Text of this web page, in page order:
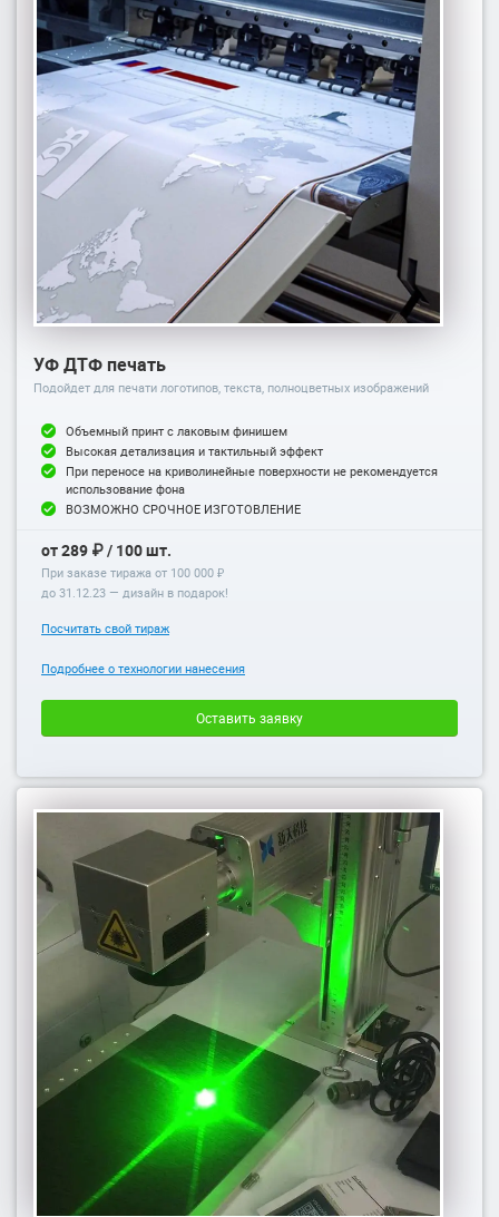
УФ ДТФ печать
Подойдет для печати логотипов, текста, полноцветных изображений
Объемный принт с лаковым финишем
Высокая детализация и тактильный эффект
При переносе на криволинейные поверхности не рекомендуется
использование фона
ВОЗМОЖНО СРОЧНОЕ ИЗГОТОВЛЕНИЕ
от 289 ₽ / 100 шт.
При заказе тиража от 100 000 ₽
до 31.12.23 — дизайн в подарок!
Посчитать свой тираж
Подробнее о технологии нанесения
Оставить заявку